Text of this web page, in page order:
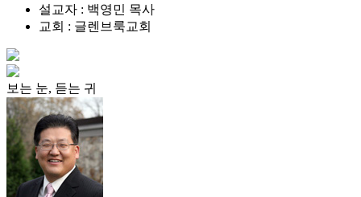
설교자 : 백영민 목사
교회 : 글렌브룩교회
보는 눈, 듣는 귀